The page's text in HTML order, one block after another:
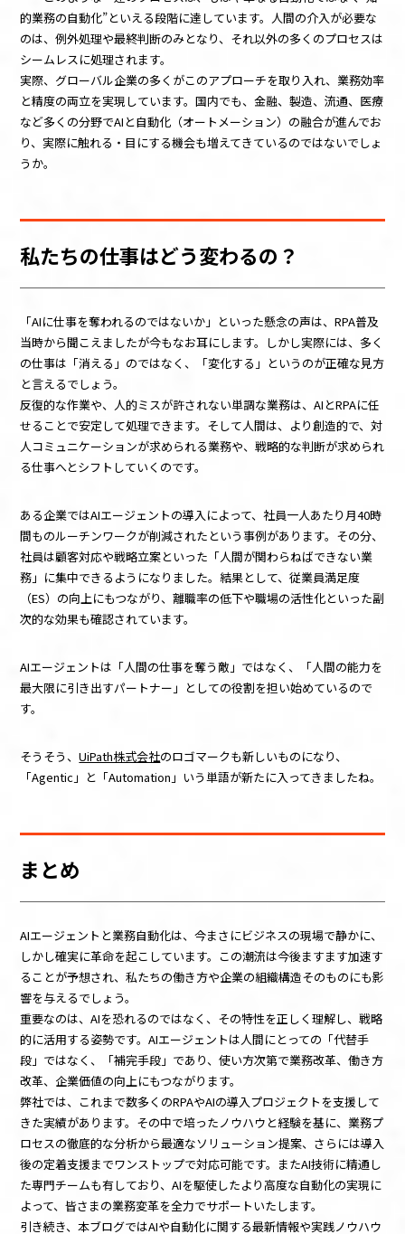
的業務の自動化”といえる段階に達しています。人間の介入が必要な
のは、例外処理や最終判断のみとなり、それ以外の多くのプロセスは
シームレスに処理されます。
実際、グローバル企業の多くがこのアプローチを取り入れ、業務効率
と精度の両立を実現しています。国内でも、金融、製造、流通、医療
など多くの分野でAIと自動化（オートメーション）の融合が進んでお
り、実際に触れる・目にする機会も増えてきているのではないでしょ
うか。
私たちの仕事はどう変わるの？
「AIに仕事を奪われるのではないか」といった懸念の声は、RPA普及
当時から聞こえましたが今もなお耳にします。しかし実際には、多く
の仕事は「消える」のではなく、「変化する」というのが正確な見方
と言えるでしょう。
反復的な作業や、人的ミスが許されない単調な業務は、AIとRPAに任
せることで安定して処理できます。そして人間は、より創造的で、対
人コミュニケーションが求められる業務や、戦略的な判断が求められ
る仕事へとシフトしていくのです。
ある企業ではAIエージェントの導入によって、社員一人あたり月40時
間ものルーチンワークが削減されたという事例があります。その分、
社員は顧客対応や戦略立案といった「人間が関わらねばできない業
務」に集中できるようになりました。結果として、従業員満足度
（ES）の向上にもつながり、離職率の低下や職場の活性化といった副
次的な効果も確認されています。
AIエージェントは「人間の仕事を奪う敵」ではなく、「人間の能力を
最大限に引き出すパートナー」としての役割を担い始めているので
す。
そうそう、UiPath株式会社のロゴマークも新しいものになり、
「Agentic」と「Automation」いう単語が新たに入ってきましたね。
まとめ
AIエージェントと業務自動化は、今まさにビジネスの現場で静かに、
しかし確実に革命を起こしています。この潮流は今後ますます加速す
ることが予想され、私たちの働き方や企業の組織構造そのものにも影
響を与えるでしょう。
重要なのは、AIを恐れるのではなく、その特性を正しく理解し、戦略
的に活用する姿勢です。AIエージェントは人間にとっての「代替手
段」ではなく、「補完手段」であり、使い方次第で業務改革、働き方
改革、企業価値の向上にもつながります。
弊社では、これまで数多くのRPAやAIの導入プロジェクトを支援して
きた実績があります。その中で培ったノウハウと経験を基に、業務プ
ロセスの徹底的な分析から最適なソリューション提案、さらには導入
後の定着支援までワンストップで対応可能です。またAI技術に精通し
た専門チームも有しており、AIを駆使したより高度な自動化の実現に
よって、皆さまの業務変革を全力でサポートいたします。
引き続き、本ブログではAIや自動化に関する最新情報や実践ノウハウ